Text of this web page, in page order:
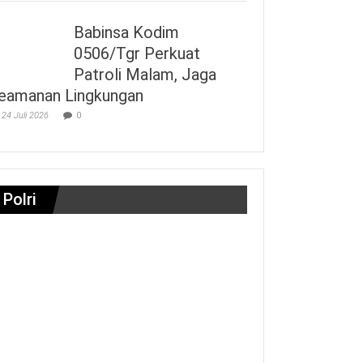
Babinsa Kodim
0506/Tgr Perkuat
Patroli Malam, Jaga
Lingkungan
24 Juli 2026 0
Polri